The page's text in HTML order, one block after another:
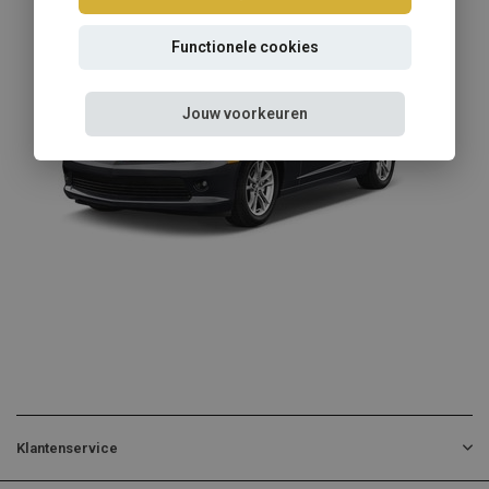
Klantenservice
Functionele cookies
Jouw voorkeuren